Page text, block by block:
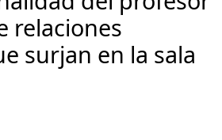
relaciones
surjan en la sala